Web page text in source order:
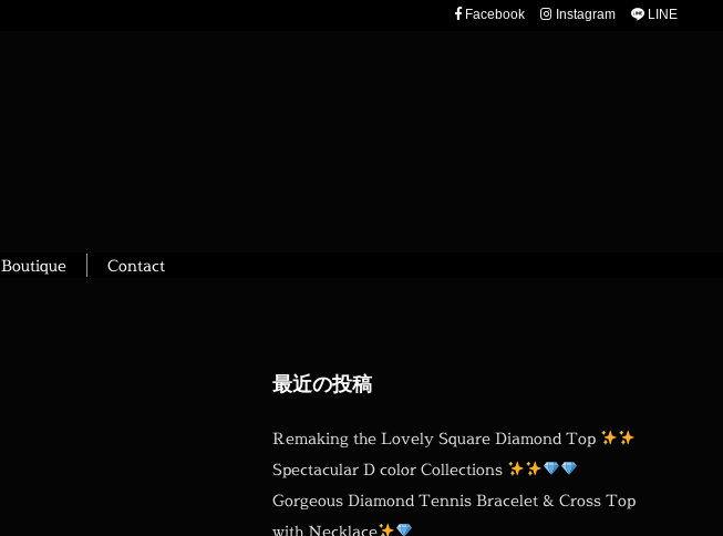
Boutique Contact
Facebook Instagram LINE
最近の投稿
Remaking the Lovely Square Diamond Top
Spectacular D color Collections
Gorgeous Diamond Tennis Bracelet & Cross Top
with Necklace